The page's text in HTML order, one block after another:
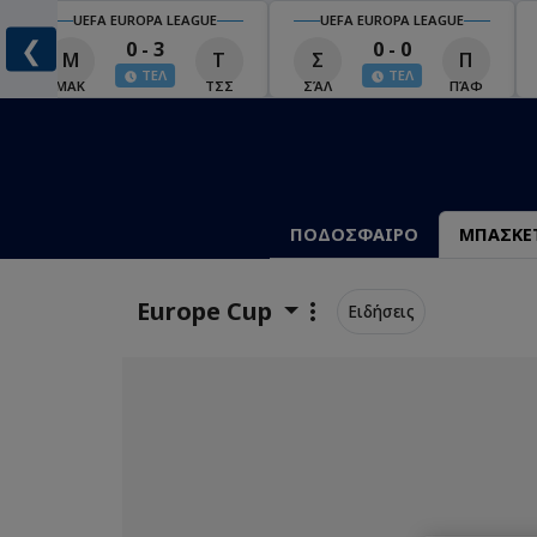
❮
UEFA EUROPA LEAGUE
Μ
ΜΑΚ
0 - 3
ΤΕΛ
Τ
ΤΣΣ
UEFA EUROPA LEAGUE
Σ
ΣΆΛ
0 - 0
ΤΕΛ
Π
ΠΆΦ
ΠΟΔΟΣΦΑΙΡΟ
Europe Cup Ειδήσεις